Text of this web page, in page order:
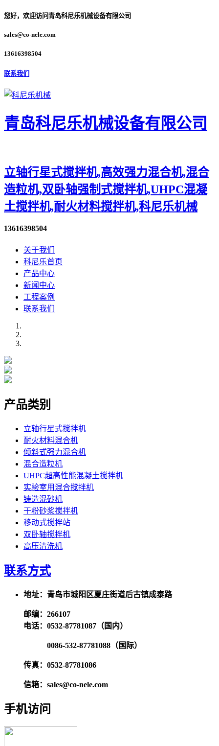
您好，欢迎访问青岛科尼乐机械设备有限公司
sales@co-nele.com
13616398504
联系我们
青岛科尼乐机械设备有限公司
立轴行星式搅拌机,高效强力混合机,混合
造粒机,双卧轴强制式搅拌机,UHPC混凝
土搅拌机,耐火材料搅拌机,科尼乐机械
13616398504
关于我们
科尼乐首页
产品中心
新闻中心
工程案例
联系我们
产品类别
立轴行星式搅拌机
耐火材料混合机
倾斜式强力混合机
混合造粒机
UHPC超高性能混凝土搅拌机
实验室用混合搅拌机
铸造混砂机
干粉砂浆搅拌机
移动式搅拌站
双卧轴搅拌机
高压清洗机
联系方式
地址：青岛市城阳区夏庄街道后古镇成泰路
邮编：266107
电话：0532-87781087（国内）
0086-532-87781088（国际）
传真：0532-87781086
信箱：sales@co-nele.com
手机访问